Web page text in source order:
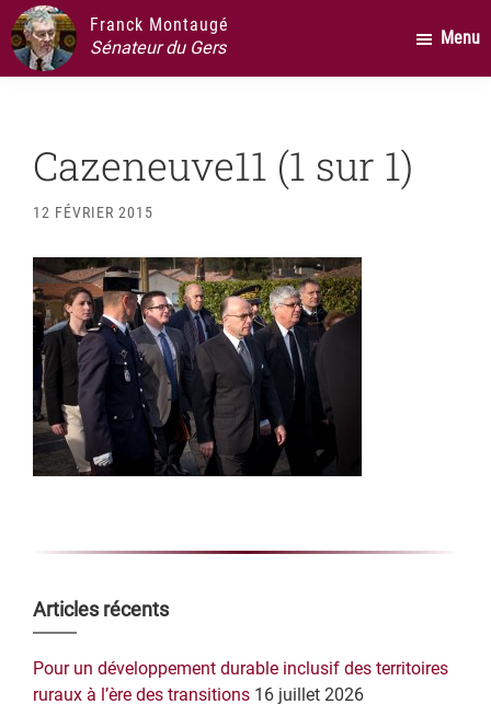
Passer
au
contenu
Passer
la
principale
Passer
au
pied
Franck Montaugé
Sénateur du Gers
Menu
Cazeneuve11 (1 sur 1)
12 FÉVRIER 2015
Barre
latérale
principale
Articles récents
Pour un développement durable inclusif des territoires
ruraux à l’ère des transitions 16 juillet 2026